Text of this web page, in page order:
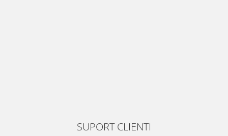
SUPORT CLIENTI